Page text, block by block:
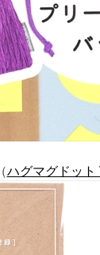
（ハグマグドット